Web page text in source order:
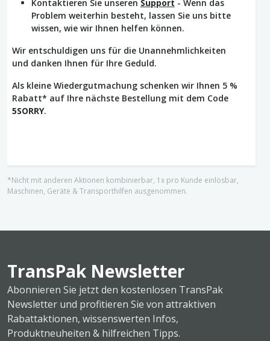
Kontaktieren Sie unseren Support - Wenn das
Problem weiterhin besteht, lassen Sie uns bitte
wissen, wie wir Ihnen helfen können.
Wir entschuldigen uns für die Unannehmlichkeiten
und danken Ihnen für Ihre Geduld.
Als kleine Wiedergutmachung schenken wir Ihnen 5 %
Rabatt* auf Ihre nächste Bestellung mit dem Code
5SORRY.
*Nicht mit anderen Aktionen kombinierbar, 1x pro Kunde einlösbar,
Maschinen, Geräte & Transporthilfen ausgenommen.
TransPak Newsletter
Abonnieren Sie jetzt den kostenlosen TransPak
Newsletter und profitieren Sie von attraktiven
Rabattaktionen, wissenswerten Infos,
Produktneuheiten & hilfreichen Tipps.